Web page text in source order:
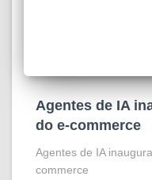
Agentes de IA
do e-commerce
Agentes de IA
commerce